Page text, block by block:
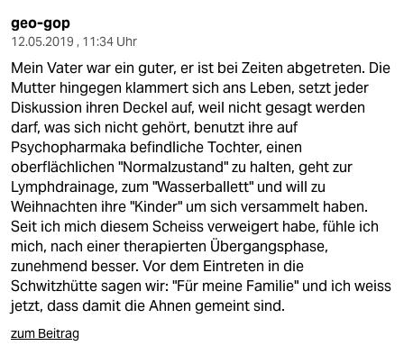
geo-gop
12.05.2019 , 11:34 Uhr
Mein Vater war ein guter, er ist bei Zeiten abgetreten. Die
Mutter hingegen klammert sich ans Leben, setzt jeder
Diskussion ihren Deckel auf, weil nicht gesagt werden
darf, was sich nicht gehört, benutzt ihre auf
Psychopharmaka befindliche Tochter, einen
oberflächlichen "Normalzustand" zu halten, geht zur
Lymphdrainage, zum "Wasserballett" und will zu
Weihnachten ihre "Kinder" um sich versammelt haben.
Seit ich mich diesem Scheiss verweigert habe, fühle ich
mich, nach einer therapierten Übergangsphase,
zunehmend besser. Vor dem Eintreten in die
Schwitzhütte sagen wir: "Für meine Familie" und ich weiss
jetzt, dass damit die Ahnen gemeint sind.
zum Beitrag